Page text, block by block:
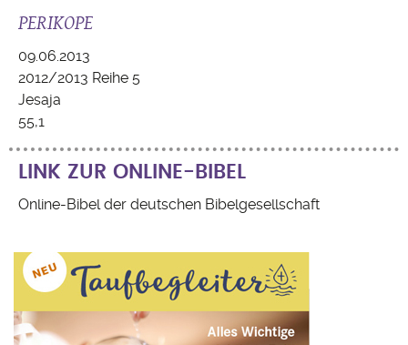
PERIKOPE
09.06.2013
2012/2013 Reihe 5
Jesaja
55,1
LINK ZUR ONLINE-BIBEL
Online-Bibel der deutschen Bibelgesellschaft